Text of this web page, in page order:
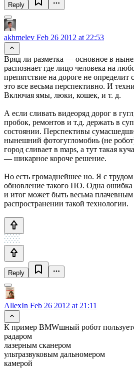
Reply
akhmelev Feb 26 2012 at 22:53
Вряд ли разметка — основное в
распознает где лицо человека на
препятствие на дороге не
это все весьма перспективно. И
Включая ямы, люки, кошек, и т. д.
А если сливать видеоряд дорог в
пробок, ремонтов и т.д. держать в
состоянии. Перспективы
нынешний фотогугломобиь (не
город сливает в maps, а тут такая
— шикарное короче решение.
Но есть громаднейшее но. Я с трудом
обновление такого ПО. Одна
и итог может быть весьма
распространении такой технологии.
Reply
AllexIn Feb 26 2012 at 21:11
К пример BMWшный робот
радаром
лазерным сканером
ультразвуковым дальномером
камерой